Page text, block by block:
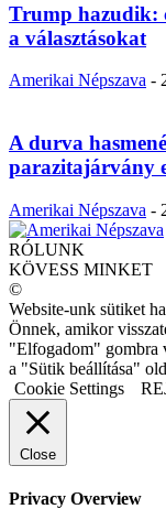
Trump hazudik:
a választásokat
Amerikai Népszava -
A durva
parazitajárvány
Amerikai Népszava -
RÓLUNK
KÖVESS MINKET
©
Website-unk sütiket
Önnek, amikor
"Elfogadom" gombra
a "Sütik beállítása"
Cookie Settings
Close
Privacy Overview